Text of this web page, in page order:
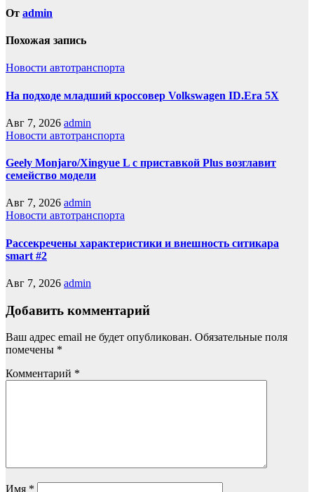
От admin
Похожая запись
Новости автотранспорта
На подходе младший кроссовер Volkswagen ID.Era 5X
Авг 7, 2026 admin
Новости автотранспорта
Geely Monjaro/Xingyue L с приставкой Plus возглавит
семейство модели
Авг 7, 2026 admin
Новости автотранспорта
Рассекречены характеристики и внешность ситикара
smart #2
Авг 7, 2026 admin
Добавить комментарий
Ваш адрес email не будет опубликован. Обязательные поля
помечены *
Комментарий *
Имя *